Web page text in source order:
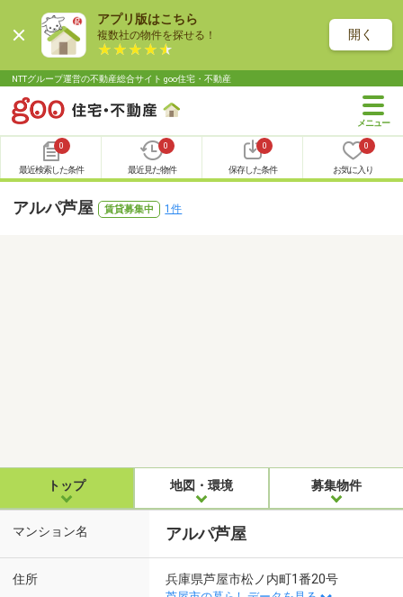
アプリ版はこちら
複数社の物件を探せる！ 開く
NTTグループ運営の不動産総合サイト goo住宅・不動産
0
最近検索した条件
0
最近見た物件
0
保存した条件
0
お気に入り
アルパ芦屋 賃貸募集中 1件
トップ 地図・環境 募集物件
マンション名 アルパ芦屋
住所 兵庫県芦屋市松ノ内町1番20号